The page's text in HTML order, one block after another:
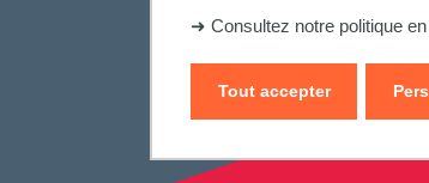
➜ Consultez notre politique
Tout accepter